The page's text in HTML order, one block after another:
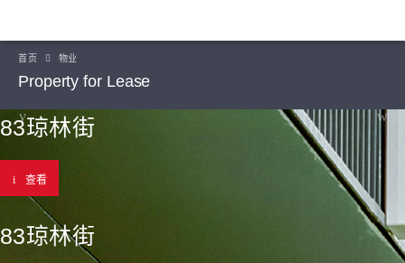
首页 物业
Property for Lease
83琼林街
查看
83琼林街